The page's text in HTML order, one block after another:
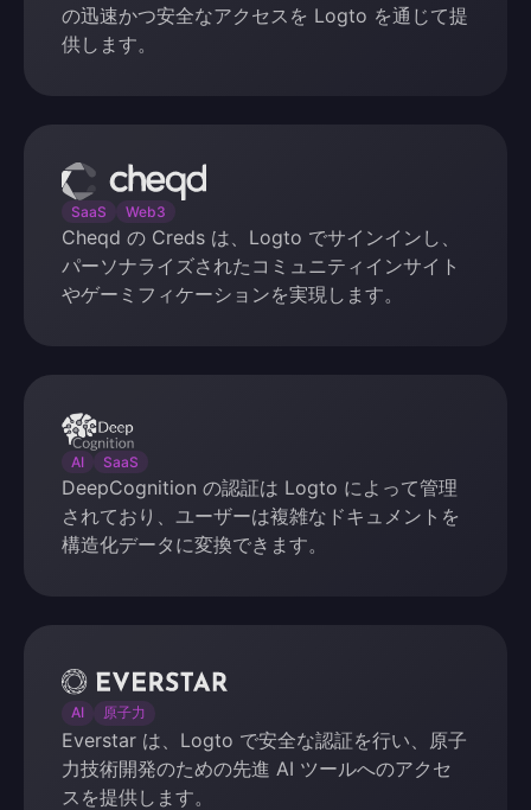
の迅速かつ安全なアクセスを Logto を通じて提
供します。
SaaS Web3
Cheqd
Cheqd の Creds は、Logto でサインインし、
パーソナライズされたコミュニティインサイト
やゲーミフィケーションを実現します。
AI SaaS
DeepCognition
DeepCognition の認証は Logto によって管理
されており、ユーザーは複雑なドキュメントを
構造化データに変換できます。
AI 原子力
Everstar
Everstar は、Logto で安全な認証を行い、原子
力技術開発のための先進 AI ツールへのアクセ
スを提供します。